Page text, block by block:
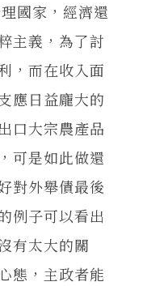
國家，經濟還
主義，為了討
，而在收入面
應日益龐大的
口大宗農產品
可是如此做還
對外舉債最後
例子可以看出
有太大的關
態，主政者能